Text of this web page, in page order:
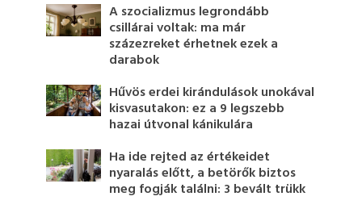
A szocializmus legrondább
csillárai voltak: ma már
százezreket érhetnek ezek a
darabok
Hűvös erdei kirándulások unokával
kisvasutakon: ez a 9 legszebb
hazai útvonal kánikulára
Ha ide rejted az értékeidet
nyaralás előtt, a betörők biztos
meg fogják találni: 3 bevált trükk